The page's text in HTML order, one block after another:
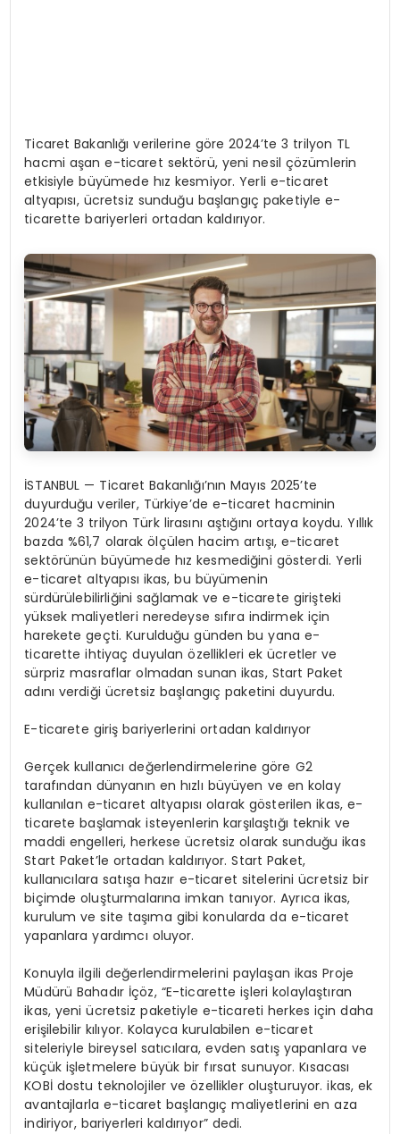
Ticaret Bakanlığı verilerine göre 2024’te 3 trilyon TL
hacmi aşan e-ticaret sektörü, yeni nesil çözümlerin
etkisiyle büyümede hız kesmiyor. Yerli e-ticaret
altyapısı, ücretsiz sunduğu başlangıç paketiyle e-
ticarette bariyerleri ortadan kaldırıyor.
İSTANBUL — Ticaret Bakanlığı’nın Mayıs 2025’te
duyurduğu veriler, Türkiye’de e-ticaret hacminin
2024’te 3 trilyon Türk lirasını aştığını ortaya koydu. Yıllık
bazda %61,7 olarak ölçülen hacim artışı, e-ticaret
sektörünün büyümede hız kesmediğini gösterdi. Yerli
e-ticaret altyapısı ikas, bu büyümenin
sürdürülebilirliğini sağlamak ve e-ticarete girişteki
yüksek maliyetleri neredeyse sıfıra indirmek için
harekete geçti. Kurulduğu günden bu yana e-
ticarette ihtiyaç duyulan özellikleri ek ücretler ve
sürpriz masraflar olmadan sunan ikas, Start Paket
adını verdiği ücretsiz başlangıç paketini duyurdu.
E-ticarete giriş bariyerlerini ortadan kaldırıyor
Gerçek kullanıcı değerlendirmelerine göre G2
tarafından dünyanın en hızlı büyüyen ve en kolay
kullanılan e-ticaret altyapısı olarak gösterilen ikas, e-
ticarete başlamak isteyenlerin karşılaştığı teknik ve
maddi engelleri, herkese ücretsiz olarak sunduğu ikas
Start Paket’le ortadan kaldırıyor. Start Paket,
kullanıcılara satışa hazır e-ticaret sitelerini ücretsiz bir
biçimde oluşturmalarına imkan tanıyor. Ayrıca ikas,
kurulum ve site taşıma gibi konularda da e-ticaret
yapanlara yardımcı oluyor.
Konuyla ilgili değerlendirmelerini paylaşan ikas Proje
Müdürü Bahadır İçöz, “E-ticarette işleri kolaylaştıran
ikas, yeni ücretsiz paketiyle e-ticareti herkes için daha
erişilebilir kılıyor. Kolayca kurulabilen e-ticaret
siteleriyle bireysel satıcılara, evden satış yapanlara ve
küçük işletmelere büyük bir fırsat sunuyor. Kısacası
KOBİ dostu teknolojiler ve özellikler oluşturuyor. ikas, ek
avantajlarla e-ticaret başlangıç maliyetlerini en aza
indiriyor, bariyerleri kaldırıyor” dedi.